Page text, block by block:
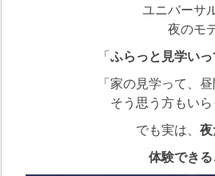
ユニバーサ
夜のモ
「ふらっと見学い
「家の見学って、
そう思う方もいら
でも実は、
体験できる